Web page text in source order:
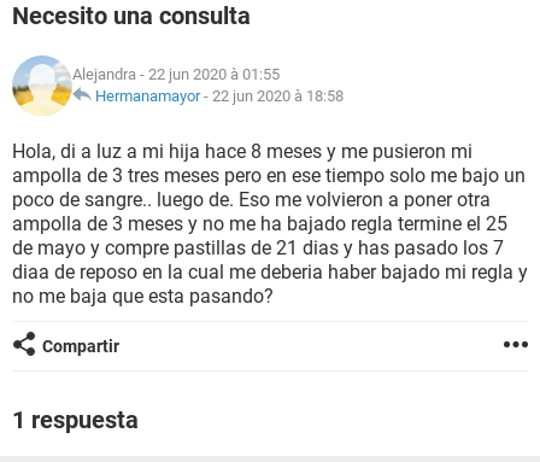
NUTRICIÓN
BIENESTAR
SEXUALIDAD
GLOSARIO
Necesito una consulta
Alejandra - 22 jun 2020 à 01:55
Hermanamayor- 22 jun 2020 à 18:58
Hola, di a luz a mi hija hace 8 meses y me pusieron mi
ampolla de 3 tres meses pero en ese tiempo solo me bajo un
poco de sangre.. luego de. Eso me volvieron a poner otra
ampolla de 3 meses y no me ha bajado regla termine el 25
de mayo y compre pastillas de 21 dias y has pasado los 7
diaa de reposo en la cual me deberia haber bajado mi regla y
no me baja que esta pasando?
Compartir
1 respuesta